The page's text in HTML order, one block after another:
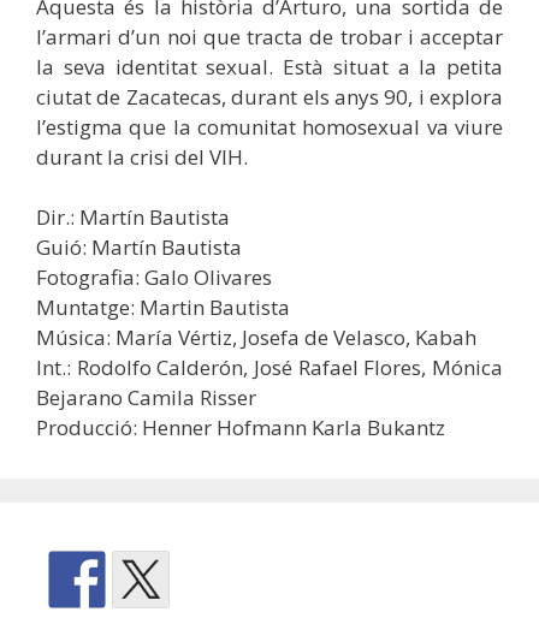
Aquesta és la història d’Arturo, una sortida de
l’armari d’un noi que tracta de trobar i acceptar
la seva identitat sexual. Està situat a la petita
ciutat de Zacatecas, durant els anys 90, i explora
l’estigma que la comunitat homosexual va viure
durant la crisi del VIH.
Dir.: Martín Bautista
Guió: Martín Bautista
Fotografia: Galo Olivares
Muntatge: Martin Bautista
Música: María Vértiz, Josefa de Velasco, Kabah
Int.: Rodolfo Calderón, José Rafael Flores, Mónica
Bejarano Camila Risser
Producció: Henner Hofmann Karla Bukantz